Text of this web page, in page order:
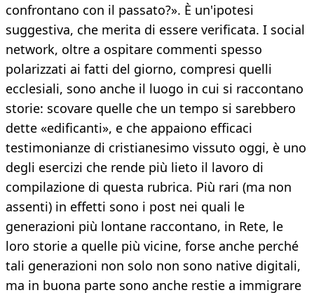
confrontano con il passato?». È un'ipotesi
suggestiva, che merita di essere verificata. I social
network, oltre a ospitare commenti spesso
polarizzati ai fatti del giorno, compresi quelli
ecclesiali, sono anche il luogo in cui si raccontano
storie: scovare quelle che un tempo si sarebbero
dette «edificanti», e che appaiono efficaci
testimonianze di cristianesimo vissuto oggi, è uno
degli esercizi che rende più lieto il lavoro di
compilazione di questa rubrica. Più rari (ma non
assenti) in effetti sono i post nei quali le
generazioni più lontane raccontano, in Rete, le
loro storie a quelle più vicine, forse anche perché
tali generazioni non solo non sono native digitali,
ma in buona parte sono anche restie a immigrare